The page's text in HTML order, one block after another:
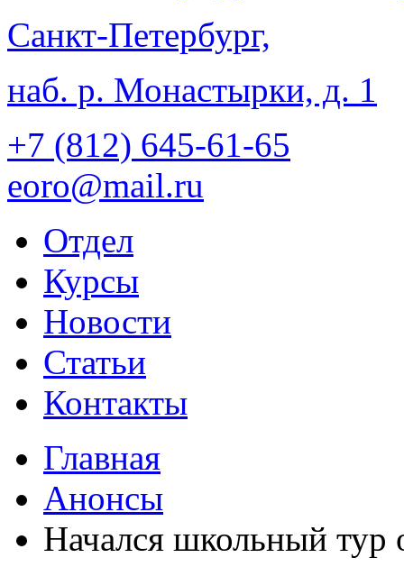
Санкт-Петербург,
наб. р. Монастырки, д. 1
+7 (812) 645-61-65
eoro@mail.ru
Отдел
Курсы
Новости
Статьи
Контакты
Главная
Анонсы
Начался школьный